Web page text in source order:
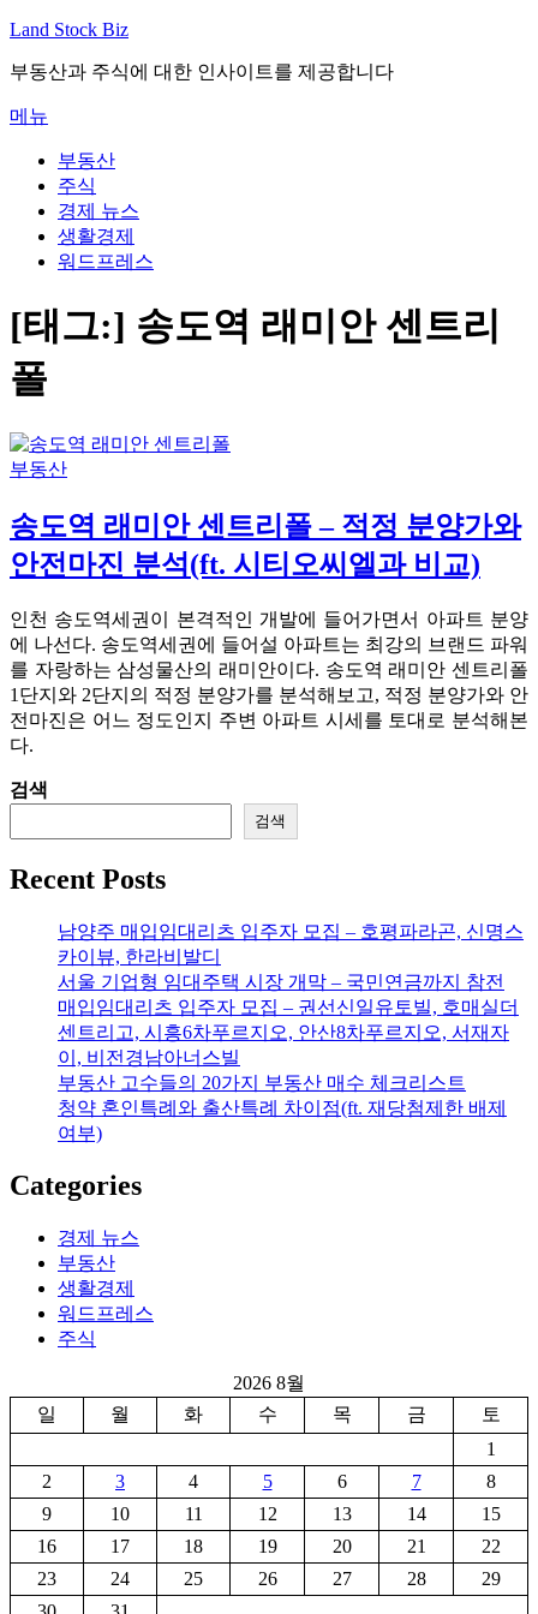
내
으
로
바
Land Stock Biz
부동산과 주식에 대한 인사이트를 제공합니다
메뉴
부동산
주식
경제 뉴스
생활경제
워드프레스
[태그:] 송도역 래미안 센트리
폴
부동산
송도역 래미안 센트리폴 – 적정 분양가와
안전마진 분석(ft. 시티오씨엘과 비교)
인천 송도역세권이 본격적인 개발에 들어가면서 아파트 분양
에 나선다. 송도역세권에 들어설 아파트는 최강의 브랜드 파워
를 자랑하는 삼성물산의 래미안이다. 송도역 래미안 센트리폴
1단지와 2단지의 적정 분양가를 분석해보고, 적정 분양가와 안
전마진은 어느 정도인지 주변 아파트 시세를 토대로 분석해본
다.
검색
검색
Recent Posts
남양주 매입임대리츠 입주자 모집 – 호평파라곤, 신명스
카이뷰, 한라비발디
서울 기업형 임대주택 시장 개막 – 국민연금까지 참전
매입임대리츠 입주자 모집 – 권선신일유토빌, 호매실더
센트리고, 시흥6차푸르지오, 안산8차푸르지오, 서재자
이, 비전경남아너스빌
부동산 고수들의 20가지 부동산 매수 체크리스트
청약 혼인특례와 출산특례 차이점(ft. 재당첨제한 배제
여부)
Categories
경제 뉴스
부동산
생활경제
워드프레스
주식
2026 8월
일
월 화 수 목 금
토
1
2
3 4 5 6 7
8
9
10 11 12 13 14
15
16
17 18 19 20 21
22
23
24 25 26 27 28
29